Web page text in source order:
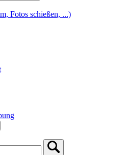
Fotos schießen, ...)